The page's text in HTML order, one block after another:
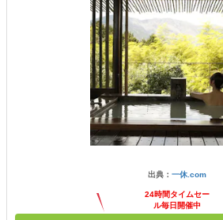
出典： 一休.com
24時間タイムセー
ル毎日開催中